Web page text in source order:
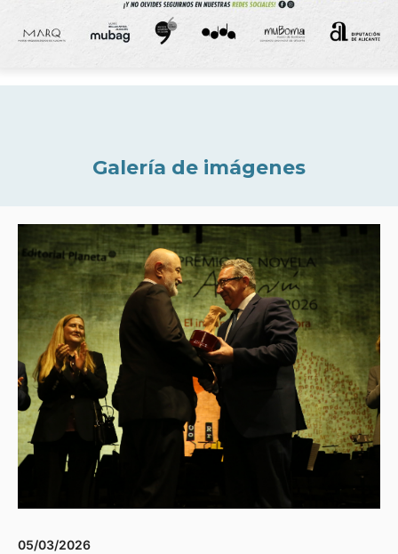
Galería de imágenes
05/03/2026